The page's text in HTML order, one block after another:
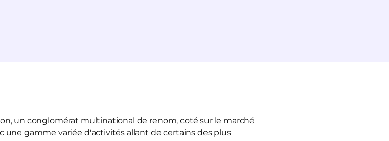
un conglomérat multinational de renom, coté sur le marché
une gamme variée d'activités allant de certains des plus